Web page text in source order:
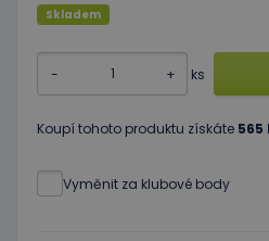
Skladem
- + ks
Koupí tohoto produktu získáte 565
Vyměnit za klubové body